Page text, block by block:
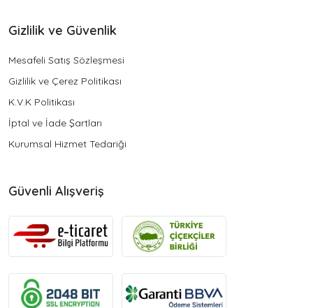
Gizlilik ve Güvenlik
Mesafeli Satış Sözleşmesi
Gizlilik ve Çerez Politikası
K.V.K Politikası
İptal ve İade Şartları
Kurumsal Hizmet Tedariği
Güvenli Alışveriş